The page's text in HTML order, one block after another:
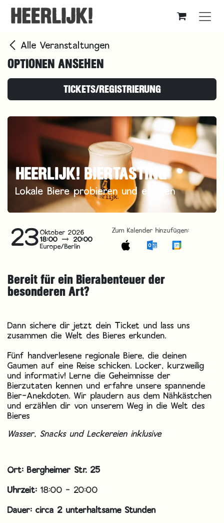
Zum Inhalt springen
Alle Veranstaltungen
OPTIONEN ANSEHEN
TICKETS/REGISTRIERUNG
HEERLIJK! BIERTASTING
Lokale Biere probieren und erleben
23Oktober 2026
18:00 20:00
Europe/Berlin
Zum Kalender hinzufügen:
Bereit für ein Bierabenteuer der
besonderen Art?
Dann sichere dir jetzt dein Ticket und lass uns
zusammen die Welt des Bieres erkunden.
Fünf handverlesene regionale Biere, die deinen
Gaumen auf eine Reise schicken. Locker, kurzweilig
und informativ! Lerne die Geheimnisse der
Bierzutaten kennen und erfahre unsere spannende
Bier-Anekdoten. Wir plaudern aus dem Nähkästchen
und erzählen dir von unserem Weg in die Welt des
Bieres
Wasser, Snacks und Leckereien inklusive
Ort: Bergheimer Str. 25
Uhrzeit: 18:00 - 20:00
Dauer: circa 2 unterhaltsame Stunden